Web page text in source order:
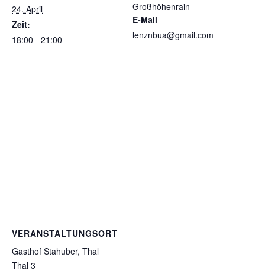
24. April
Zeit:
18:00 - 21:00
Großhöhenrain
E-Mail
lenznbua@gmail.com
VERANSTALTUNGSORT
Gasthof Stahuber, Thal
Thal 3